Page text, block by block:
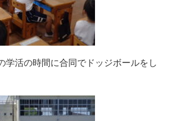
学活の時間に合同でドッジボールをし